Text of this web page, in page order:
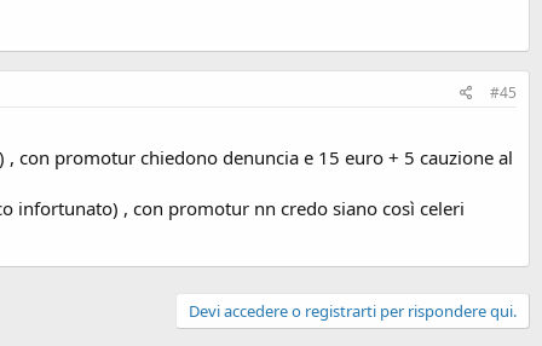
#45
con promotur chiedono denuncia e 15 euro + 5 cauzione al
infortunato) , con promotur nn credo siano così celeri
Devi accedere o registrarti per rispondere qui.